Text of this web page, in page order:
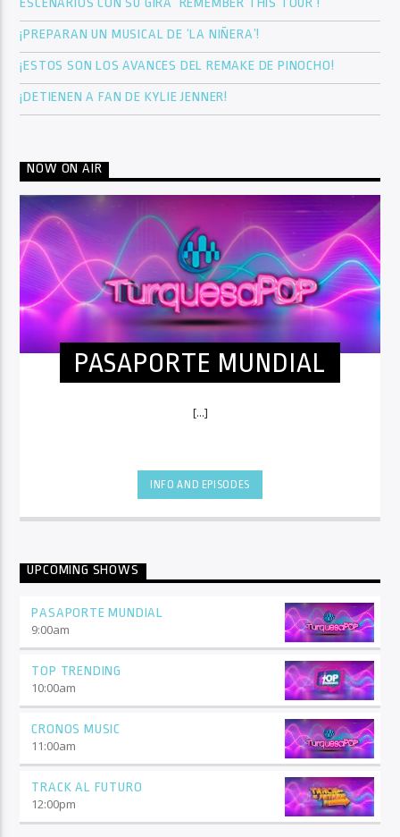
ESCENARIOS CON SU GIRA ‘REMEMBER THIS TOUR’!
¡PREPARAN UN MUSICAL DE ‘LA NIÑERA’!
¡ESTOS SON LOS AVANCES DEL REMAKE DE PINOCHO!
¡DETIENEN A FAN DE KYLIE JENNER!
NOW ON AIR
PASAPORTE MUNDIAL
[...]
INFO AND EPISODES
UPCOMING SHOWS
PASAPORTE MUNDIAL
9:00am
TOP TRENDING
10:00am
CRONOS MUSIC
11:00am
TRACK AL FUTURO
12:00pm